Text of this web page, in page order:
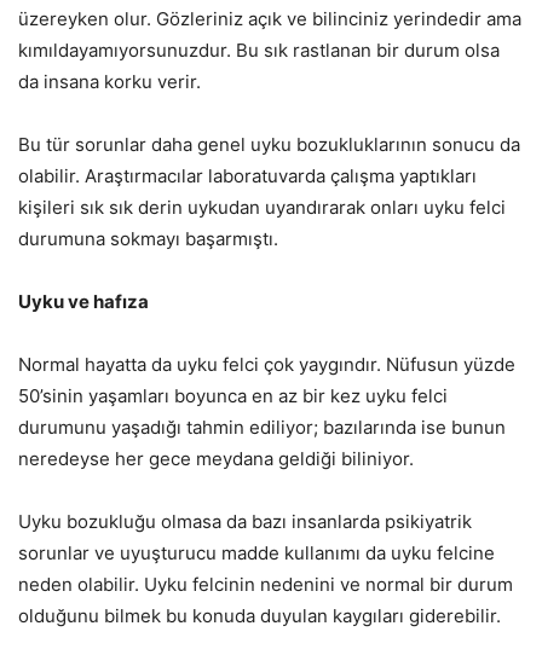
üzereyken olur. Gözleriniz açık ve bilinciniz yerindedir ama
kımıldayamıyorsunuzdur. Bu sık rastlanan bir durum olsa
da insana korku verir.
Bu tür sorunlar daha genel uyku bozukluklarının sonucu da
olabilir. Araştırmacılar laboratuvarda çalışma yaptıkları
kişileri sık sık derin uykudan uyandırarak onları uyku felci
durumuna sokmayı başarmıştı.
Uyku ve hafıza
Normal hayatta da uyku felci çok yaygındır. Nüfusun yüzde
50’sinin yaşamları boyunca en az bir kez uyku felci
durumunu yaşadığı tahmin ediliyor; bazılarında ise bunun
neredeyse her gece meydana geldiği biliniyor.
Uyku bozukluğu olmasa da bazı insanlarda psikiyatrik
sorunlar ve uyuşturucu madde kullanımı da uyku felcine
neden olabilir. Uyku felcinin nedenini ve normal bir durum
olduğunu bilmek bu konuda duyulan kaygıları giderebilir.